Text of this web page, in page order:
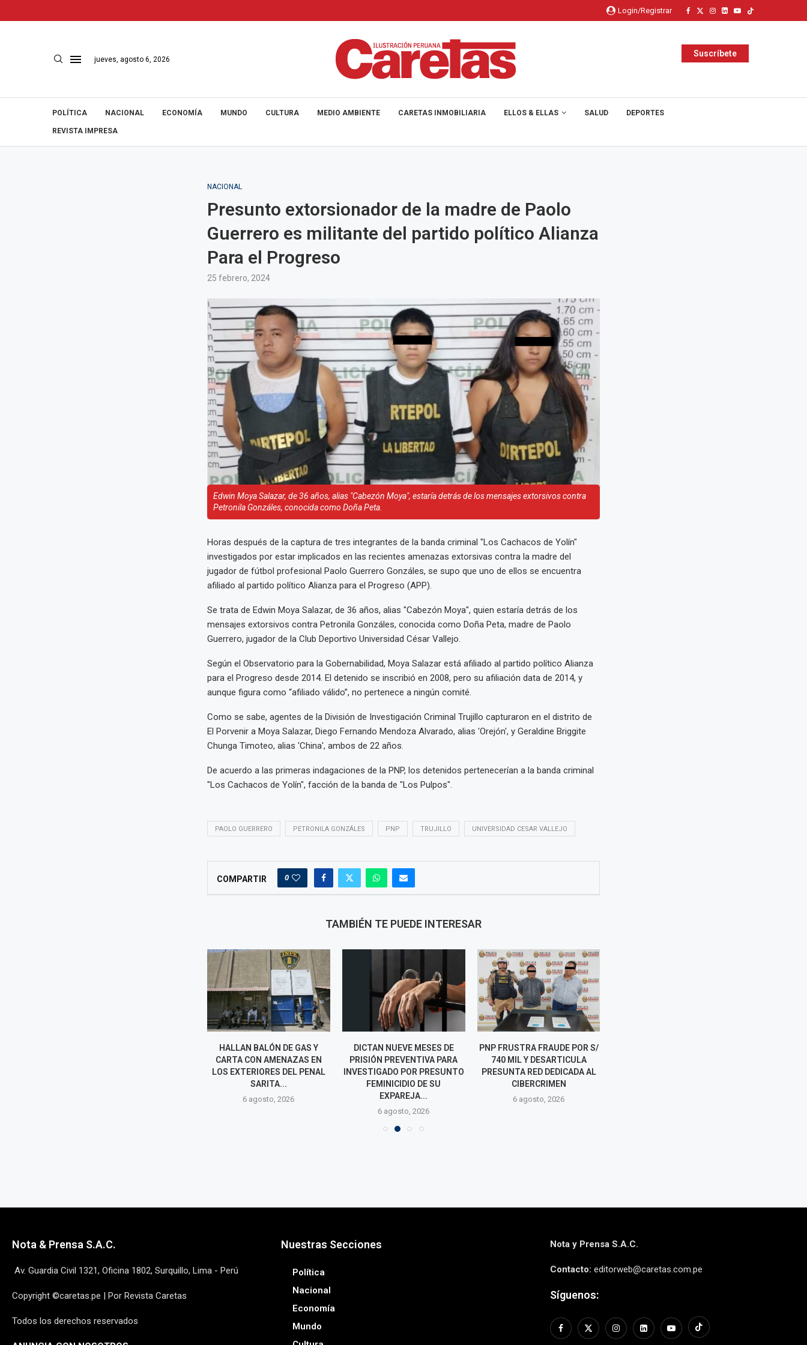
Login/Registrar
jueves, agosto 6, 2026
Suscríbete
POLÍTICA NACIONAL ECONOMÍA MUNDO CULTURA MEDIO AMBIENTE CARETAS INMOBILIARIA ELLOS & ELLAS SALUD DEPORTES
REVISTA IMPRESA
NACIONAL
Presunto extorsionador de la madre de Paolo
Guerrero es militante del partido político Alianza
Para el Progreso
25 febrero, 2024
Edwin Moya Salazar, de 36 años, alias "Cabezón Moya", estaría detrás de los mensajes extorsivos contra
Petronila Gonzáles, conocida como Doña Peta.
Horas después de la captura de tres integrantes de la banda criminal "Los Cachacos de Yolín"
investigados por estar implicados en las recientes amenazas extorsivas contra la madre del
jugador de fútbol profesional Paolo Guerrero Gonzáles, se supo que uno de ellos se encuentra
afiliado al partido político Alianza para el Progreso (APP).
Se trata de Edwin Moya Salazar, de 36 años, alias "Cabezón Moya", quien estaría detrás de los
mensajes extorsivos contra Petronila Gonzáles, conocida como Doña Peta, madre de Paolo
Guerrero, jugador de la Club Deportivo Universidad César Vallejo.
Según el Observatorio para la Gobernabilidad, Moya Salazar está afiliado al partido político Alianza
para el Progreso desde 2014. El detenido se inscribió en 2008, pero su afiliación data de 2014, y
aunque figura como “afiliado válido”, no pertenece a ningún comité.
Como se sabe, agentes de la División de Investigación Criminal Trujillo capturaron en el distrito de
El Porvenir a Moya Salazar, Diego Fernando Mendoza Alvarado, alias 'Orejón', y Geraldine Briggite
Chunga Timoteo, alias 'China', ambos de 22 años.
De acuerdo a las primeras indagaciones de la PNP, los detenidos pertenecerían a la banda criminal
"Los Cachacos de Yolín", facción de la banda de "Los Pulpos".
PAOLO GUERRERO PETRONILA GONZÁLES PNP TRUJILLO UNIVERSIDAD CESAR VALLEJO
COMPARTIR 0
TAMBIÉN TE PUEDE INTERESAR
HALLAN BALÓN DE GAS Y
CARTA CON AMENAZAS EN
LOS EXTERIORES DEL PENAL
SARITA...
6 agosto, 2026
DICTAN NUEVE MESES DE
PRISIÓN PREVENTIVA PARA
INVESTIGADO POR PRESUNTO
FEMINICIDIO DE SU
EXPAREJA...
6 agosto, 2026
PNP FRUSTRA FRAUDE POR S/
740 MIL Y DESARTICULA
PRESUNTA RED DEDICADA AL
CIBERCRIMEN
6 agosto, 2026
Nota & Prensa S.A.C.
Av. Guardia Civil 1321, Oficina 1802, Surquillo, Lima - Perú
Copyright ©caretas.pe | Por Revista Caretas
Todos los derechos reservados
Nuestras Secciones
Política
Nacional
Economía
Mundo
Nota y Prensa S.A.C.
Contacto: editorweb@caretas.com.pe
Síguenos: